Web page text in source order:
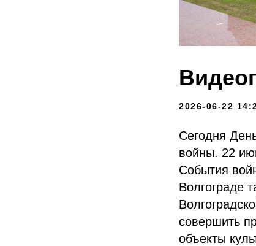
2026-06-22
Сегодня
войны. 22
События
Волгограде
совершить
объекты